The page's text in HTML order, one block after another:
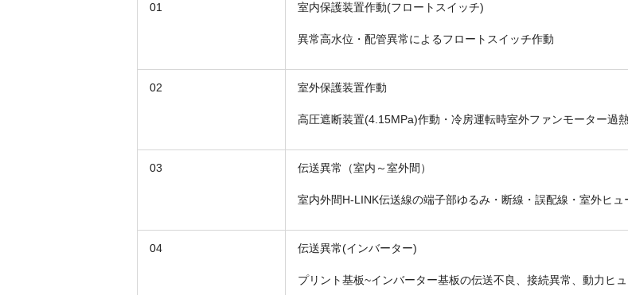
01 室内保護装置作動(フロートスイッチ)
異常高水位・配管異常によるフロートスイッチ作動
02 室外保護装置作動
高圧遮断装置(4.15MPa)作動・冷房運転時室外ファンモーター過
03 伝送異常（室内～室外間）
室内外間H-LINK伝送線の端子部ゆるみ・断線・誤配線・室外ヒ
04 伝送異常(インバーター)
プリント基板~インバーター基板の伝送不良、接続異常、動力ヒ